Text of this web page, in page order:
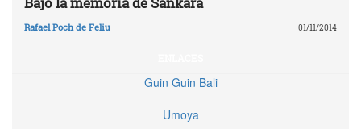
Rafael Poch de Feliu 01/11/2014
Guin Guin Bali
Umoya